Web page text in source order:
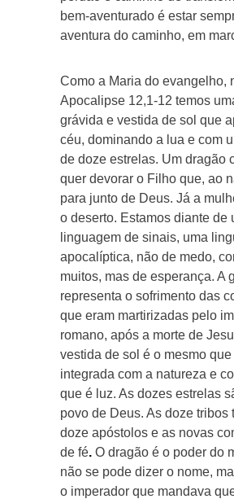
bem-aventurado é estar
aventura do caminho, em
Como a Maria do evangelho,
Apocalipse 12,1-12 temos
grávida e vestida de sol que
céu, dominando a lua e com
de doze estrelas. Um dragão
quer devorar o Filho que, ao
para junto de Deus. Já a
o deserto. Estamos diante de
linguagem de sinais, uma
apocalíptica, não de medo,
muitos, mas de esperança. A
representa o sofrimento das
que eram martirizadas pelo
romano, após a morte de
vestida de sol é o mesmo que
integrada com a natureza e
que é luz. As dozes estrelas
povo de Deus. As doze tribos
doze apóstolos e as novas
de fé. O dragão é o poder do
não se pode dizer o nome,
o imperador que mandava